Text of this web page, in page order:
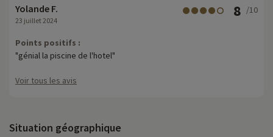
Yolande F.
23 juillet 2024
8 /10
Points positifs :
"génial la piscine de l'hotel"
Voir tous les avis
Situation géographique